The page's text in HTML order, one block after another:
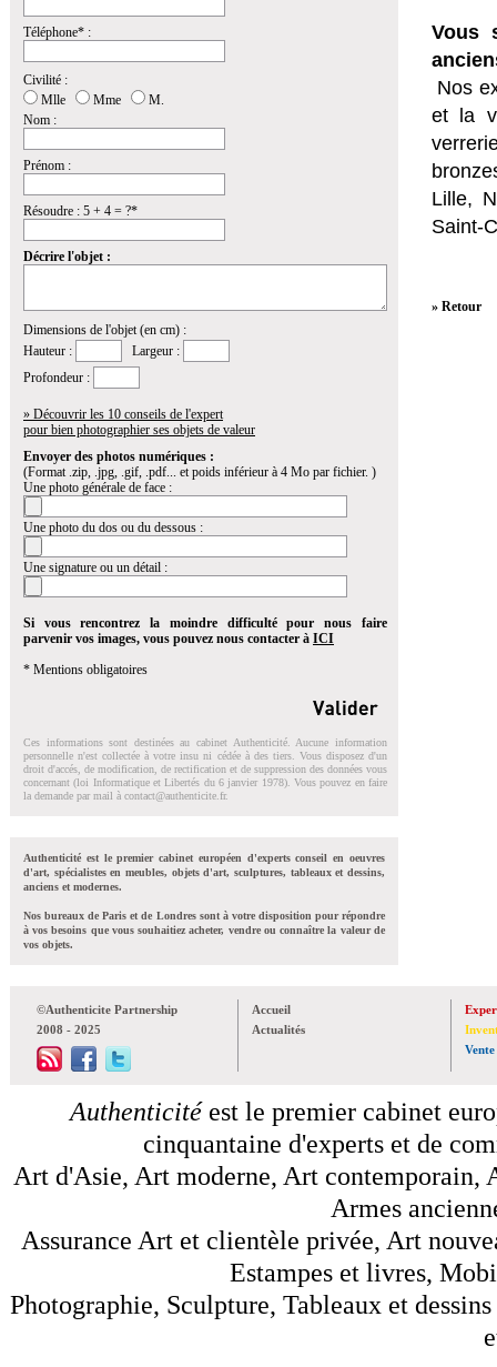
Téléphone* :
Civilité :
Mlle
Mme
M.
Nom :
Prénom :
Résoudre : 5 + 4 = ?*
Décrire l'objet :
Dimensions de l'objet (en cm) :
Hauteur :
Largeur :
Profondeur :
» Découvrir les 10 conseils de l'expert
pour bien photographier ses objets de valeur
Envoyer des photos numériques :
(Format .zip, .jpg, .gif, .pdf... et poids inférieur à 4 Mo par fichier. )
Une photo générale de face :
Une photo du dos ou du dessous :
Une signature ou un détail :
Si vous rencontrez la moindre difficulté pour nous faire
parvenir vos images, vous pouvez nous contacter à ICI
* Mentions obligatoires
Ces informations sont destinées au cabinet Authenticité. Aucune information
personnelle n'est collectée à votre insu ni cédée à des tiers. Vous disposez d'un
droit d'accés, de modification, de rectification et de suppression des données vous
concernant (loi Informatique et Libertés du 6 janvier 1978). Vous pouvez en faire
la demande par mail à contact@authenticite.fr.
Authenticité est le premier cabinet européen d'experts conseil en oeuvres
d'art, spécialistes en meubles, objets d'art, sculptures, tableaux et dessins,
anciens et modernes.
Nos bureaux de Paris et de Londres sont à votre disposition pour répondre
à vos besoins que vous souhaitiez acheter, vendre ou connaître la valeur de
vos objets.
Vous
Nos
et la
Lille,
Saint-
» Retour
©Authenticite Partnership
2008 - 2025
Accueil
Actualités
Vente
Authenticitéest le premier cabinet
cinquantaine d'experts et de
Art d'Asie, Art moderne, Art contemporain,
Armes
Assurance Art et clientèle privée, Art
Estampes et livres,
Photographie, Sculpture, Tableaux et